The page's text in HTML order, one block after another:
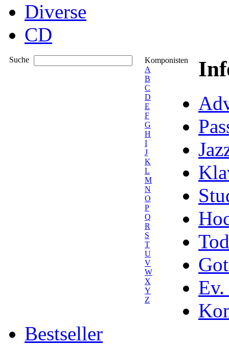
Diverse
CD
Suche
Komponisten
A
B
C
D
E
F
G
H
I
J
K
L
M
N
O
P
Q
R
S
T
U
V
W
X
Y
Z
Ev.
Bestseller